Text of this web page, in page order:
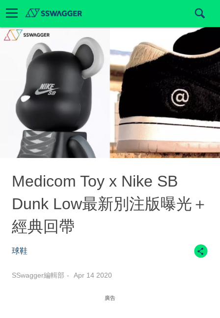
Medicom Toy x Nike SB
Dunk Low最新別注版曝光＋
經典回帶
球鞋
SSwagger編輯部 Apr 14 2020
廣告